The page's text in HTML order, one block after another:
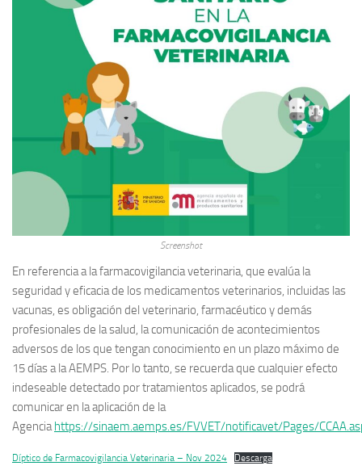
Screenshot
En referencia a la farmacovigilancia veterinaria, que evalúa la
seguridad y eficacia de los medicamentos veterinarios, incluidas las
vacunas, es obligación del veterinario, farmacéutico y demás
profesionales de la salud, la comunicación de acontecimientos
adversos de los que tengan conocimiento en un plazo máximo de
15 días a la AEMPS. Por lo tanto, se recuerda que cualquier efecto
indeseable detectado por tratamientos aplicados, se podrá
comunicar en la aplicación de la
Agencia https://sinaem.aemps.es/FVVET/notificavet/Pages/
Díptico de Farmacovigilancia Veterinaria – Nov 2024 Descarga